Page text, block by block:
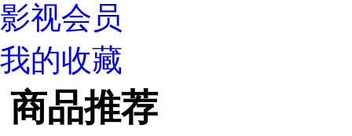
影视会员
我的收藏
商品推荐